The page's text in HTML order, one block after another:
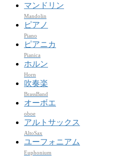
マンドリン
Mandolin
ピアノ
Piano
ピアニカ
Pianica
ホルン
Horn
吹奏楽
BrassBand
オーボエ
oboe
アルトサックス
AltoSax
ユーフォニアム
Euphonium